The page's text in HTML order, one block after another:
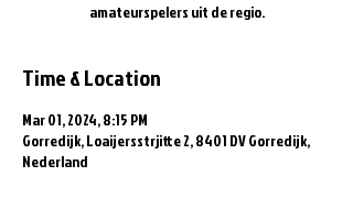
amateurspelers uit de regio.
Time & Location
Mar 01, 2024, 8:15 PM
Gorredijk, Loaijersstrjitte 2, 8401 DV Gorredijk,
Nederland